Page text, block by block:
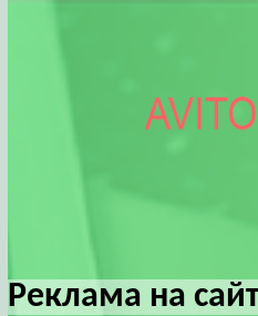
Реклама на